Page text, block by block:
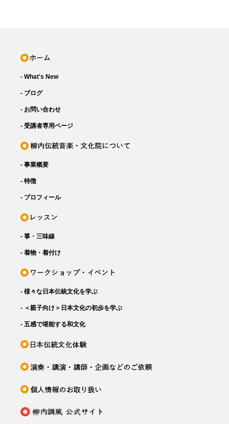
- What's New
- ブログ
- お問い合わせ
- 受講者専用ページ
- 事業概要
- 特徴
- プロフィール
- 箏・三味線
- 着物・着付け
- 様々な日本伝統文化を学ぶ
- ＜親子向け＞日本文化の初歩を学ぶ
- 五感で堪能する和文化